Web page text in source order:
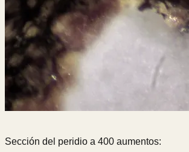
Sección del peridio a 400 aumentos: